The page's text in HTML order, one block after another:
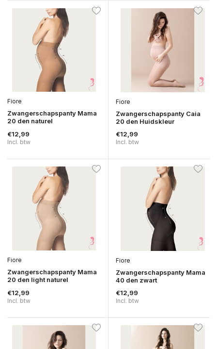
Fiore
Zwangerschapspanty Mama
20 den naturel
€12,99
Incl. btw
Fiore
Zwangerschapspanty Caia
20 den Huidskleur
€12,99
Incl. btw
Fiore
Zwangerschapspanty Mama
20 den light naturel
€12,99
Incl. btw
Fiore
Zwangerschapspanty Mama
40 den zwart
€12,99
Incl. btw